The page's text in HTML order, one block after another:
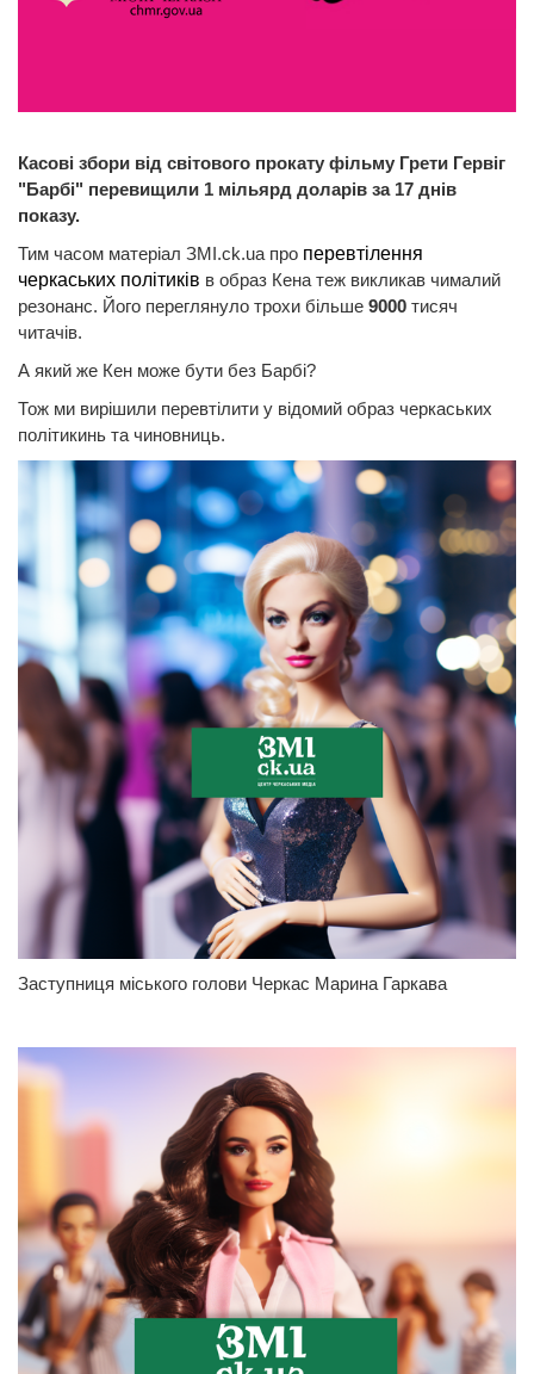
Касові збори від світового прокату фільму Грети Гервіг
"Барбі" перевищили 1 мільярд доларів за 17 днів
показу.
Тим часом матеріал ЗМІ.ck.ua про перевтілення
черкаських політиків в образ Кена теж викликав чималий
резонанс. Його переглянуло трохи більше 9000 тисяч
читачів.
А який же Кен може бути без Барбі?
Тож ми вирішили перевтілити у відомий образ черкаських
політикинь та чиновниць.
Заступниця міського голови Черкас Марина Гаркава